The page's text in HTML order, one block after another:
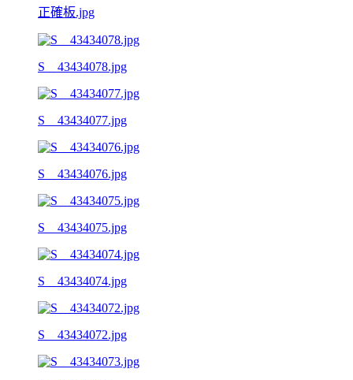
正確板.jpg
S__43434078.jpg
S__43434077.jpg
S__43434076.jpg
S__43434075.jpg
S__43434074.jpg
S__43434072.jpg